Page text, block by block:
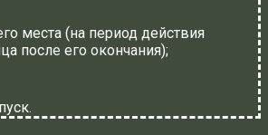
места (на период действия
после его окончания);